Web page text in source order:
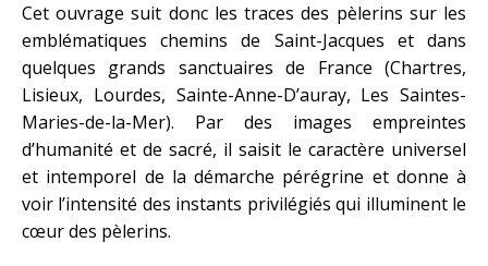
Cet ouvrage suit donc les traces des pèlerins sur les
emblématiques chemins de Saint-Jacques et dans
quelques grands sanctuaires de France (Chartres,
Lisieux, Lourdes, Sainte-Anne-D’auray, Les Saintes-
Maries-de-la-Mer). Par des images empreintes
d’humanité et de sacré, il saisit le caractère universel
et intemporel de la démarche pérégrine et donne à
voir l’intensité des instants privilégiés qui illuminent le
cœur des pèlerins.